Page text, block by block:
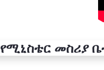
የሚኒስቴር መስሪያ